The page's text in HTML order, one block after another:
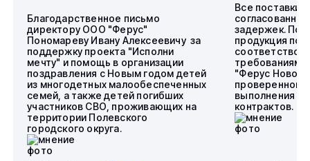
Благодарственное письмо
директору ООО "Ферус"
Пономареву Ивану Алексеевичу за
поддержку проекта "Исполни
мечту" и помощь в организации
поздравления с Новым годом детей
из многодетных малообеспеченных
семей, а также детей погибших
участников СВО, проживающих на
территории Полевского
городского округа.
Все поставки
задержек.
продукция
требованиям.
"Ферус
проверенного
выполнения
контрактов.